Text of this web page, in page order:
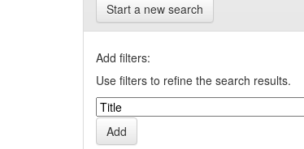
Start a new search
Add filters:
Use filters to refine the search results.